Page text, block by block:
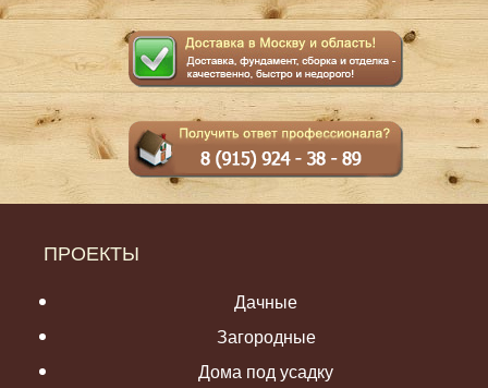
ПРОЕКТЫ
Дачные
Загородные
Дома под усадку